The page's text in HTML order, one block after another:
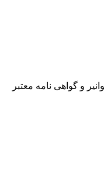
توانیر و گواهی نامه معتبر